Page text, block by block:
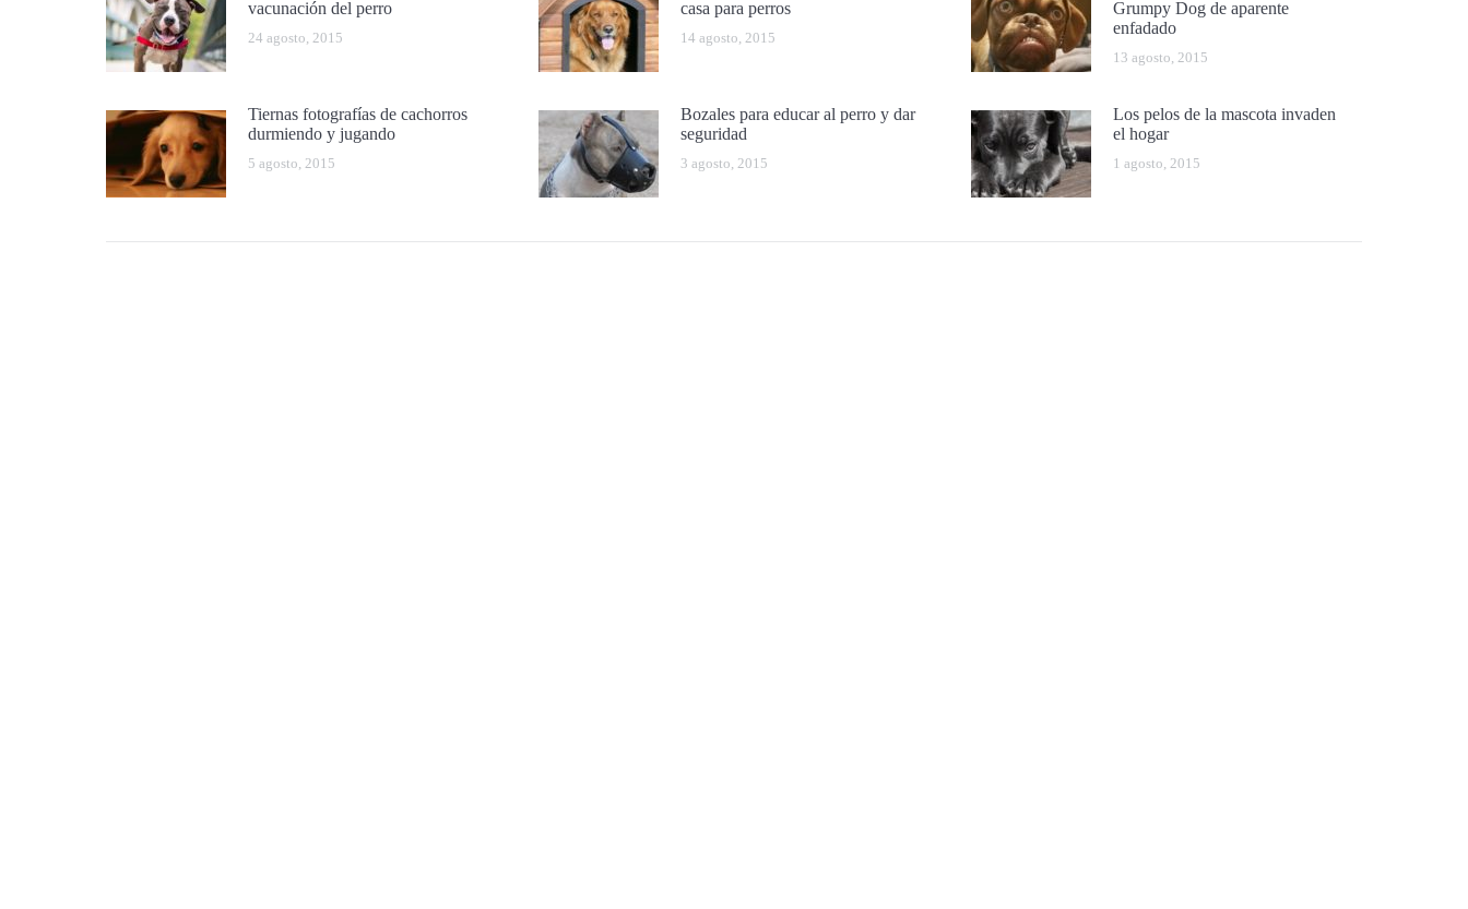
vacunación del perro
24 agosto, 2015
casa para perros
14 agosto, 2015
Grumpy Dog de aparente
enfadado
13 agosto, 2015
Tiernas fotografías de cachorros
durmiendo y jugando
5 agosto, 2015
Bozales para educar al perro y dar
seguridad
3 agosto, 2015
Los pelos de la mascota invaden
el hogar
1 agosto, 2015